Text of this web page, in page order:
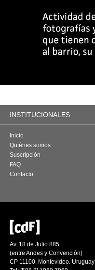
INSTITUCIONALES
Inicio
Quiénes somos
Suscripción
FAQ
Contacto
Av. 18 de Julio 885
(entre Andes y Convención)
CP 11100. Montevideo. Uruguay